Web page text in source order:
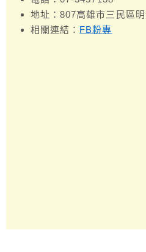
地址：807高雄市三民區
相關連結： FB粉專